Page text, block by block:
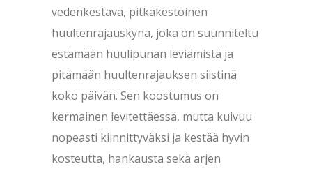
vedenkestävä, pitkäkestoinen
huultenrajauskynä, joka on suunniteltu
estämään huulipunan leviämistä ja
pitämään huultenrajauksen siistinä
koko päivän. Sen koostumus on
kermainen levitettäessä, mutta kuivuu
nopeasti kiinnittyväksi ja kestää hyvin
kosteutta, hankausta sekä arjen